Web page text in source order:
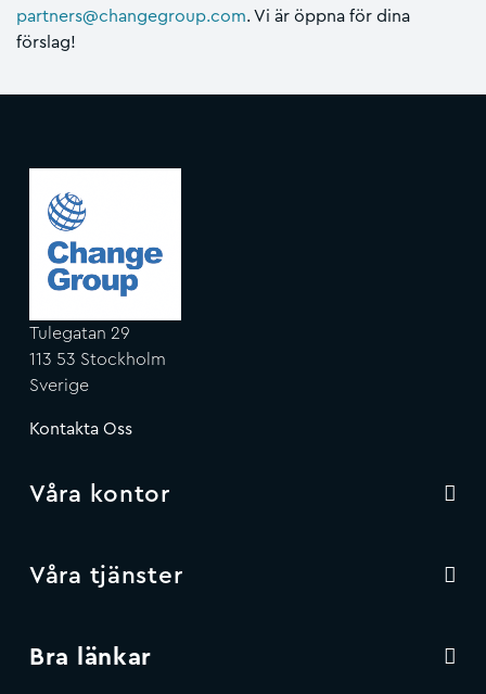
partners@changegroup.com. Vi är öppna för dina
förslag!
Tulegatan 29
113 53 Stockholm
Sverige
Kontakta Oss
Våra kontor
Våra tjänster
Bra länkar